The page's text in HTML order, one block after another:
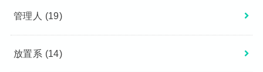
管理人 (19)
放置系 (14)